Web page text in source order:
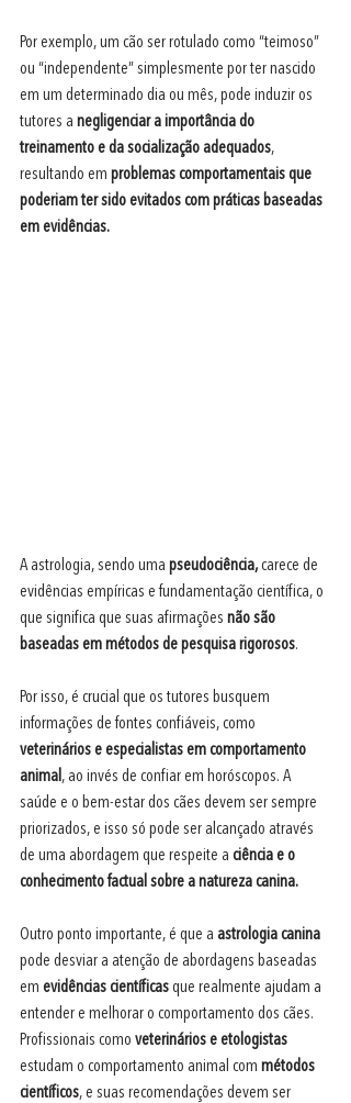
Por exemplo, um cão ser rotulado como “teimoso”
ou “independente” simplesmente por ter nascido
em um determinado dia ou mês, pode induzir os
tutores a negligenciar a importância do
treinamento e da socialização adequados,
resultando em problemas comportamentais que
poderiam ter sido evitados com práticas baseadas
em evidências.
A astrologia, sendo uma pseudociência, carece de
evidências empíricas e fundamentação científica, o
que significa que suas afirmações não são
baseadas em métodos de pesquisa rigorosos.
Por isso, é crucial que os tutores busquem
informações de fontes confiáveis, como
veterinários e especialistas em comportamento
animal , ao invés de confiar em horóscopos. A
saúde e o bem-estar dos cães devem ser sempre
priorizados, e isso só pode ser alcançado através
de uma abordagem que respeite a ciência e o
conhecimento factual sobre a natureza canina.
Outro ponto importante, é que a astrologia canina
pode desviar a atenção de abordagens baseadas
em evidências científicas que realmente ajudam a
entender e melhorar o comportamento dos cães.
Profissionais como veterinários e etologistas
estudam o comportamento animal com métodos
científicos, e suas recomendações devem ser